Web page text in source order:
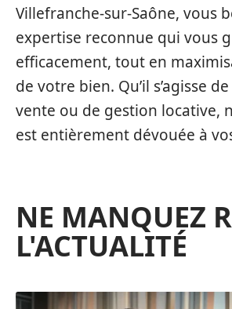
Villefranche-sur-Saône, vous
expertise reconnue qui vous
efficacement, tout en
de votre bien. Qu’il s’agisse
vente ou de gestion locative,
est entièrement dévouée à
NE MANQUEZ
L'ACTUALITÉ